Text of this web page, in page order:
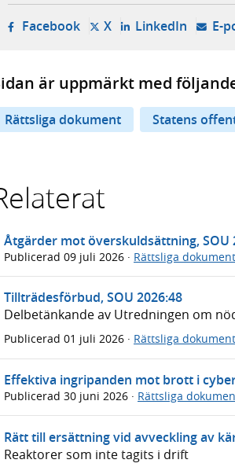
Facebook- öppnas i ny flik, extern
X- öppnas i ny flik,
LinkedIn- E-
är uppmärkt med
Rättsliga dokument Statens
Åtgärder mot överskuldsättning, SOU
Publicerad 09 juli 2026 · Rättsliga dokument
Tillträdesförbud, SOU 2026:48
Delbetänkande av Utredningen om
Publicerad 01 juli 2026 · Rättsliga dokument
Effektiva ingripanden mot brott i
Publicerad 30 juni 2026 · Rättsliga
Rätt till ersättning vid avveckling av
Reaktorer som inte tagits i drift